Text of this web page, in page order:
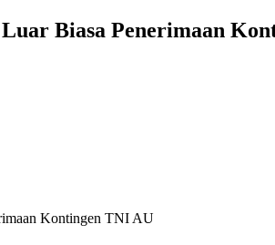
Biasa Penerimaan
Kontingen TNI AU